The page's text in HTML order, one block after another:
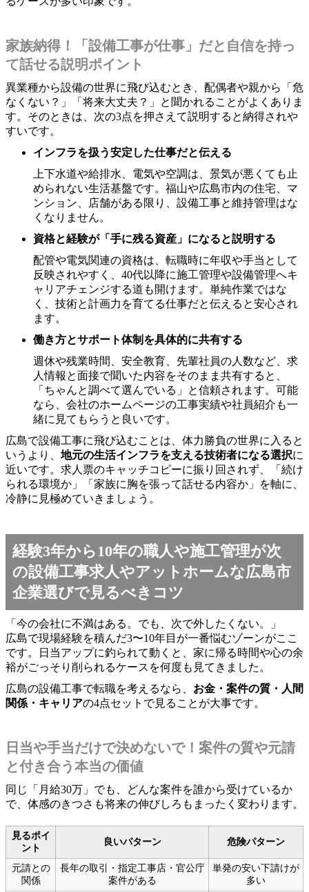
家族納得！「設備工事が仕事」だと自信を持っ
て話せる説明ポイント
異業種から設備の世界に飛び込むとき、配偶者や親から「危
なくない？」「将来大丈夫？」と聞かれることがよくありま
す。そのときは、次の3点を押さえて説明すると納得されや
すいです。
インフラを扱う安定した仕事だと伝える
上下水道や給排水、電気や空調は、景気が悪くても止
められない生活基盤です。福山や広島市内の住宅、マ
ンション、店舗がある限り、設備工事と維持管理はな
くなりません。
資格と経験が「手に残る資産」になると説明する
配管や電気関連の資格は、転職時に年収や手当として
反映されやすく、40代以降に施工管理や設備管理へキ
ャリアチェンジする道も開けます。単純作業ではな
く、技術と計画力を育てる仕事だと伝えると安心され
ます。
働き方とサポート体制を具体的に共有する
週休や残業時間、安全教育、先輩社員の人数など、求
人情報と面接で聞いた内容をそのまま共有すると、
「ちゃんと調べて選んでいる」と信頼されます。可能
なら、会社のホームページの工事実績や社員紹介も一
緒に見てもらうと良いです。
広島で設備工事に飛び込むことは、体力勝負の世界に入ると
いうより、 地元の生活インフラを支える技術者になる選択に
近いです。求人票のキャッチコピーに振り回されず、「続け
られる環境か」「家族に胸を張って話せる内容か」を軸に、
冷静に見極めていきましょう。
経験3年から10年の職人や施工管理が次
の設備工事求人やアットホームな広島市
企業選びで見るべきコツ
「今の会社に不満はある。でも、次で外したくない。」
広島で現場経験を積んだ3〜10年目が一番悩むゾーンがここ
です。日当アップに釣られて動くと、家に帰る時間や心の余
裕がごっそり削られるケースを何度も見てきました。
広島の設備工事で転職を考えるなら、 お金・案件の質・人間
関係・キャリアの4点セットで見ることが大事です。
日当や手当だけで決めないで！案件の質や元請
と付き合う本当の価値
同じ「月給30万」でも、どんな案件を誰から受けているか
で、体感のきつさも将来の伸びしろもまったく変わります。
見るポイ
ント
良いパターン 危険パターン
元請との
関係
長年の取引・指定工事店・官公庁
案件がある
単発の安い下請けが
多い